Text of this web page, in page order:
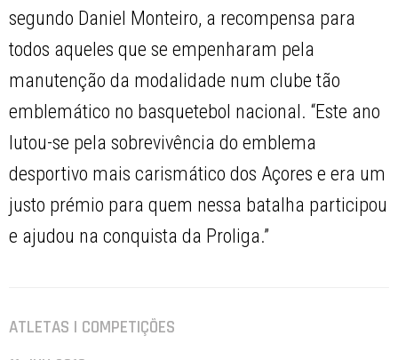
segundo Daniel Monteiro, a recompensa para
todos aqueles que se empenharam pela
manutenção da modalidade num clube tão
emblemático no basquetebol nacional. “Este ano
lutou-se pela sobrevivência do emblema
desportivo mais carismático dos Açores e era um
justo prémio para quem nessa batalha participou
e ajudou na conquista da Proliga.”
ATLETAS | COMPETIÇÕES